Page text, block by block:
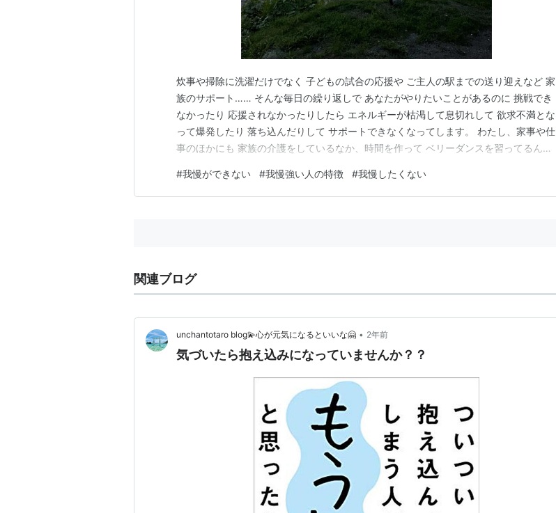
炊事や掃除に洗濯だけでなく 子どもの試合の応援や ご主人の駅までの送り迎えなど 家
族のサポート…… そんな毎日の繰り返しで あなたがやりたいことがあるのに 挑戦でき
なかったり 応援されなかったりしたら エネルギーが枯渇して息切れして 欲求不満とな
って爆発したり 落ち込んだりして サポートできなくなってします。 わたし、家事や仕
事のほかにも 家族の介護をしているなか、時間を作って ベリーダンスを習ってるんだ
て言われて 「これって挑戦だったんだ」 って初めて自覚しました。 そんなわたしを夫
は 駅まで送ってくれたり イ…
#我慢ができない #我慢強い人の特徴 #我慢したくない
関連ブログ
unchantotaro blog💫心が元気になるといいな🤗 • 2年前
気づいたら抱え込みになっていませんか？？